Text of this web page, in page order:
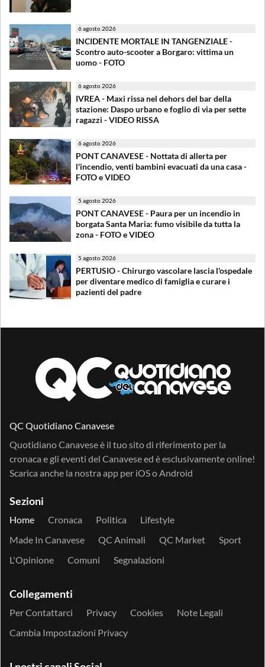
6 agosto 2026
INCIDENTE MORTALE IN TANGENZIALE -
Scontro auto-scooter a Borgaro: vittima un
uomo - FOTO
6 agosto 2026
IVREA - Maxi rissa nel dehors del bar della
stazione: Daspo urbano e foglio di via per sette
ragazzi - VIDEO RISSA
6 agosto 2026
PONT CANAVESE - Nottata di allerta per
l'incendio, venti bambini evacuati da una casa -
FOTO e VIDEO
5 agosto 2026
PONT CANAVESE - Paura per un incendio in
borgata Santa Maria: fumo visibile da tutta la
zona - FOTO e VIDEO
5 agosto 2026
PERTUSIO - Chirurgo vascolare lascia l'ospedale
per diventare medico di famiglia e curare i
pazienti del padre
QC Quotidiano Canavese
Quotidiano Canavese è il tuo sito di riferimento per la
cronaca e gli eventi del Canavese ed è esclusivamente online!
Scarica anche la nostra app per iOSo Android
Sezioni
Home Cronaca Politica
Lifestyle
Made In Canavese
QC Animali QC Market
Sport
L'Opinione
Comuni Segnalazioni
Collegamenti
Per Contattarci Privacy Cookies
Note Legali
Cambia Impostazioni Privacy